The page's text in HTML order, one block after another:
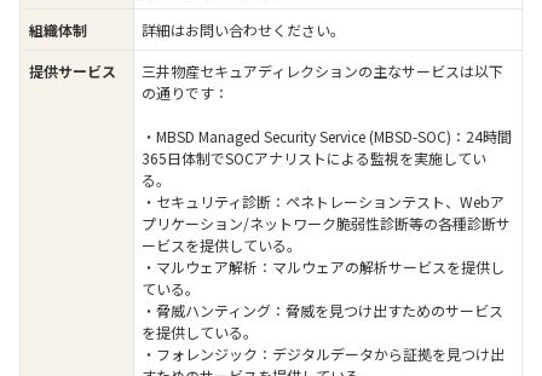
組織体制 詳細はお問い合わせください。
提供サービス
三井物産セキュアディレクションの主なサービスは以下
の通りです：
・MBSD Managed Security Service (MBSD-SOC)：24時間
365日体制でSOCアナリストによる監視を実施してい
る。
・セキュリティ診断：ペネトレーションテスト、Webア
プリケーション/ネットワーク脆弱性診断等の各種診断サ
ービスを提供している。
・マルウェア解析：マルウェアの解析サービスを提供し
ている。
・脅威ハンティング：脅威を見つけ出すためのサービス
を提供している。
・フォレンジック：デジタルデータから証拠を見つけ出